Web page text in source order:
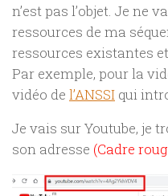
n’est pas l’objet. Je ne
ressources de ma
ressources existantes
Par exemple, pour la
vidéo de l’ANSSI qui
Je vais sur Youtube, je
son adresse (Cadre